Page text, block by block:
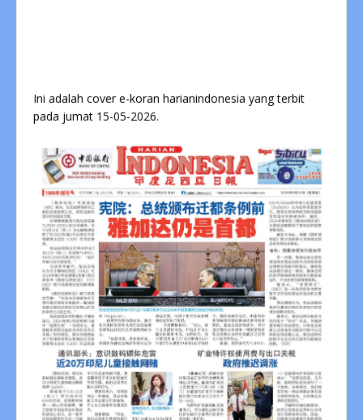
Ini adalah cover e-koran harianindonesia yang terbit
pada jumat 15-05-2026.